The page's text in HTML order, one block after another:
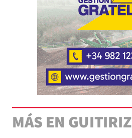
MÁS EN GUITIRIZ